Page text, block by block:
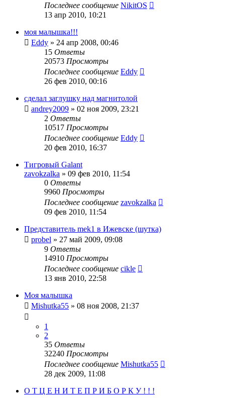
Последнее сообщение NikitOS
13 апр 2010, 10:21
моя малышка!!!
Eddy » 24 апр 2008, 00:46
15 Ответы
20573 Просмотры
Последнее сообщение Eddy
26 фев 2010, 00:16
сделал заглушку над магнитолой
andrey2009 » 02 ноя 2009, 23:21
2 Ответы
10517 Просмотры
Последнее сообщение Eddy
20 фев 2010, 16:37
Тигровый Galant
zavokzalka » 09 фев 2010, 11:54
0 Ответы
9960 Просмотры
Последнее сообщение zavokzalka
09 фев 2010, 11:54
Представитель mek1 в Ижевске (шутка)
probel » 27 май 2009, 09:08
9 Ответы
14910 Просмотры
Последнее сообщение cikle
13 янв 2010, 22:58
Моя малышка
Mishutka55 » 08 ноя 2008, 21:37
1
2
35 Ответы
32240 Просмотры
Последнее сообщение Mishutka55
28 дек 2009, 11:08
О Т Ц Е Н И Т Е П Р И Б О Р К У ! ! !